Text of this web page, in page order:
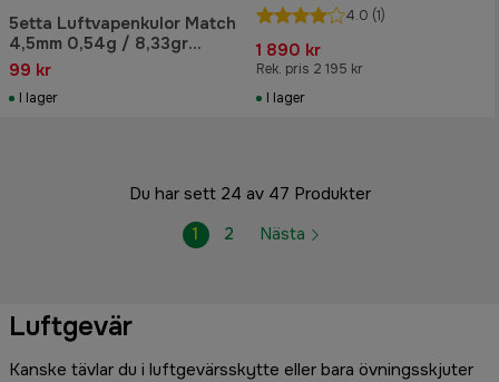
5etta Luftvapenkulor Match
4,5mm 0,54g / 8,33gr
500pcs
99 kr
I lager
4.0 (1)
1 890 kr
Rek. pris 2 195 kr
I lager
Du har sett 24 av 47 Produkter
1
2 Nästa
Luftgevär
Kanske tävlar du i luftgevärsskytte eller bara övningsskjuter